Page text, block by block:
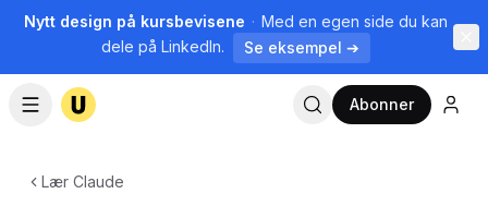
Nytt design på kursbevisene · Med en egen side du kan
dele på LinkedIn.
Se eksempel ➔
Abonner
Lær Claude